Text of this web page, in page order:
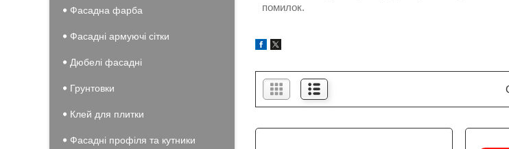
помилок.
Фасадна фарба
Фасадні армуючі сітки
Дюбелі фасадні
Грунтовки
Клей для плитки
Фасадні профіля та кутники